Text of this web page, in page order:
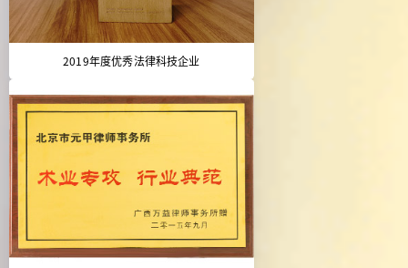
2019年度优秀法律科技企业